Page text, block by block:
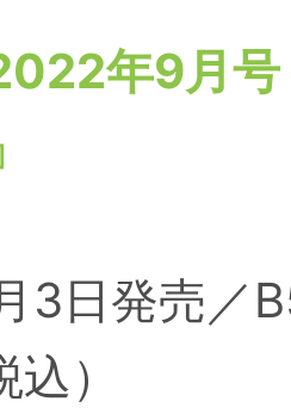
2022年9月
3日発売／
）